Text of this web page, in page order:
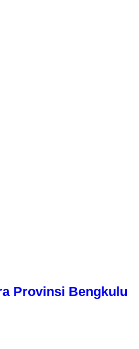
Provinsi Bengkulu